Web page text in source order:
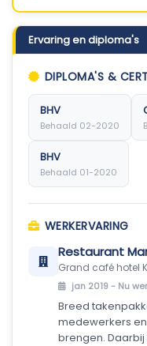
Ervaring en diploma's
DIPLOMA'S &
BHV
Behaald 02-2020
BHV
Behaald 01-2020
WERKERVARING
Restaurant
Grand café hotel
jan 2019 - Nu
Breed
medewerkers
brengen.